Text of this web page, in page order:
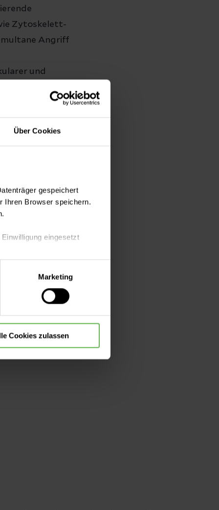
Über Cookies
gespeichert
Ihren Browser speichern.
eingesetzt
Auswahl hinsichtlich der
Verwendung aller Cookies
Marketing
Cookies zulassen
Zytoskelett-
Angriff
und
–